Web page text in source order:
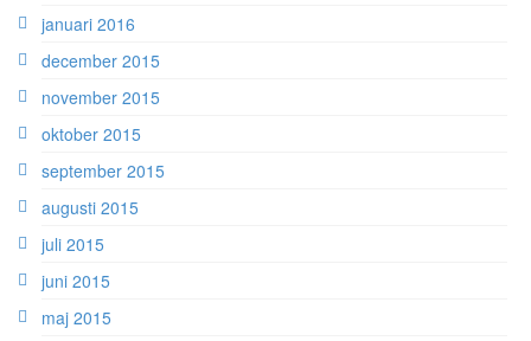
januari 2016
december 2015
november 2015
oktober 2015
september 2015
augusti 2015
juli 2015
juni 2015
maj 2015